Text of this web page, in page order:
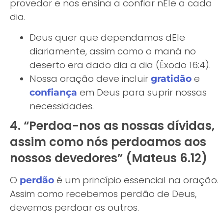
provedor e nos ensina a confiar nEle a cada
dia.
Deus quer que dependamos dEle
diariamente, assim como o maná no
deserto era dado dia a dia (Êxodo 16:4).
Nossa oração deve incluir gratidão e
confiança em Deus para suprir nossas
necessidades.
4. “Perdoa-nos as nossas dívidas,
assim como nós perdoamos aos
nossos devedores” (Mateus 6.12)
O perdão é um princípio essencial na oração.
Assim como recebemos perdão de Deus,
devemos perdoar os outros.